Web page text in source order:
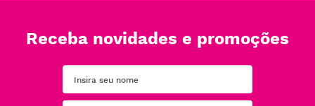
Receba novidades e promoções